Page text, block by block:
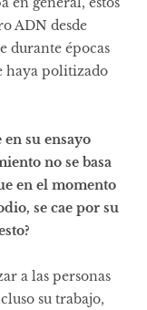
ADN desde
durante épocas
haya politizado
su ensayo
no se basa
en el momento
se cae por su
a las personas
su trabajo,